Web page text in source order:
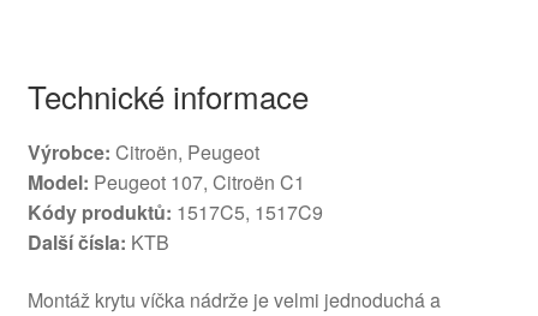
Technické informace
Výrobce: Citroën, Peugeot
Model: Peugeot 107, Citroën C1
Kódy produktů: 1517C5, 1517C9
Další čísla: KTB
Montáž krytu víčka nádrže je velmi jednoduchá a